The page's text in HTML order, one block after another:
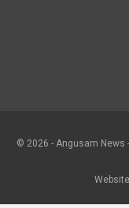
© 2026 - Angusam News